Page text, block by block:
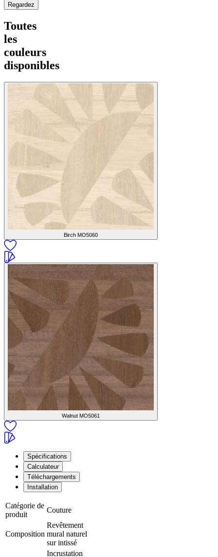
Regardez
Toutes
les
couleurs
disponibles
Birch MO5060
Walnut MO5061
Spécifications
Calculateur
Téléchargements
Installation
Catégorie de
produit
Couture
Composition
Revêtement
mural naturel
sur intissé
Incrustation